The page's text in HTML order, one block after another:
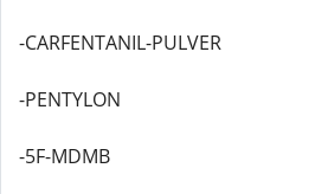
-CARFENTANIL-PULVER
-PENTYLON
-5F-MDMB